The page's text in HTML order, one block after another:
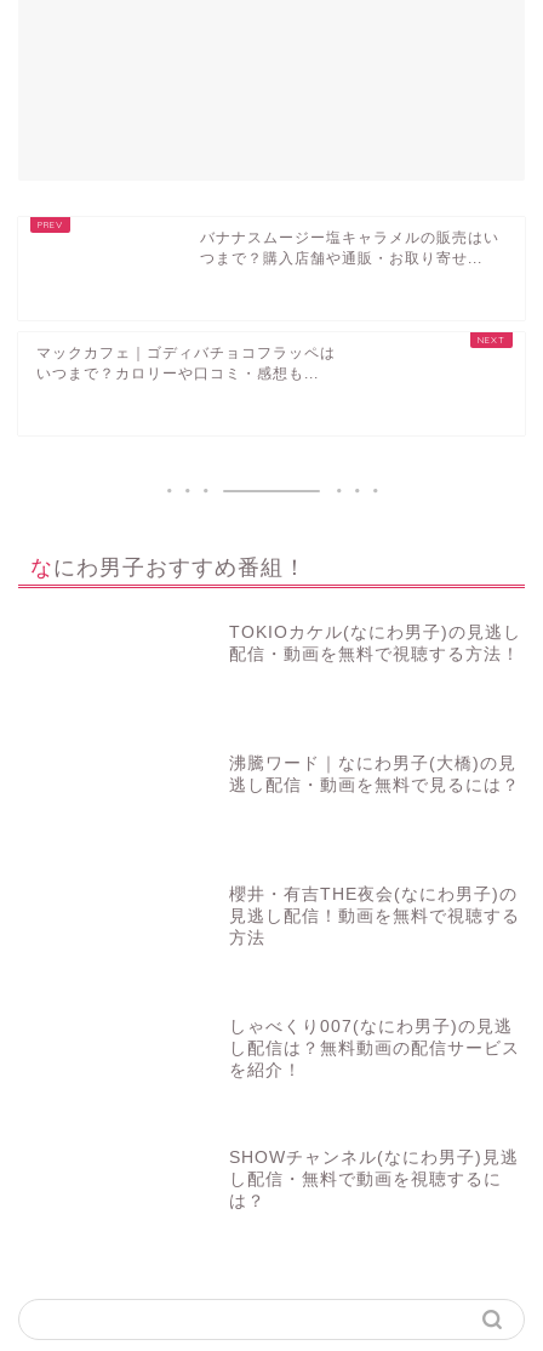
バナナスムージー塩キャラメルの販売はい
つまで？購入店舗や通販・お取り寄せ...
マックカフェ｜ゴディバチョコフラッペは
いつまで？カロリーや口コミ・感想も...
なにわ男子おすすめ番組！
TOKIOカケル(なにわ男子)の見逃し
配信・動画を無料で視聴する方法！
沸騰ワード｜なにわ男子(大橋)の見
逃し配信・動画を無料で見るには？
櫻井・有吉THE夜会(なにわ男子)の
見逃し配信！動画を無料で視聴する
方法
しゃべくり007(なにわ男子)の見逃
し配信は？無料動画の配信サービス
を紹介！
SHOWチャンネル(なにわ男子)見逃
し配信・無料で動画を視聴するに
は？